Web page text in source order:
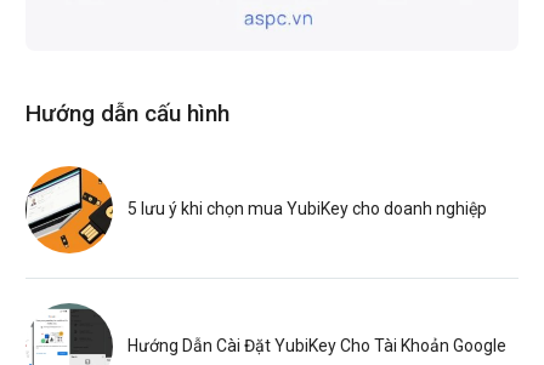
Hướng dẫn cấu hình
5 lưu ý khi chọn mua YubiKey cho doanh nghiệp
Hướng Dẫn Cài Đặt YubiKey Cho Tài Khoản Google